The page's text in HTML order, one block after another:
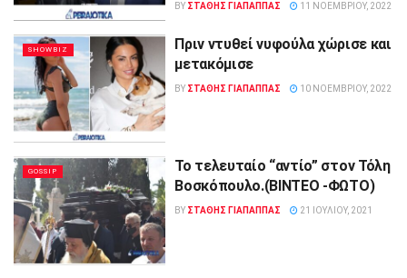
BY ΣΤΑΘΗΣ ΓΊΑΠΑΠΠΑΣ 11 ΝΟΕΜΒΡΊΟΥ, 2022
SHOWBIZ
Πριν ντυθεί νυφούλα χώρισε και
μετακόμισε
BY ΣΤΑΘΗΣ ΓΊΑΠΑΠΠΑΣ 10 ΝΟΕΜΒΡΊΟΥ, 2022
GOSSIP
Το τελευταίο “αντίο” στον Τόλη
Βοσκόπουλο.(ΒΙΝΤΕΟ -ΦΩΤΟ)
BY ΣΤΑΘΗΣ ΓΊΑΠΑΠΠΑΣ 21 ΙΟΥΛΊΟΥ, 2021